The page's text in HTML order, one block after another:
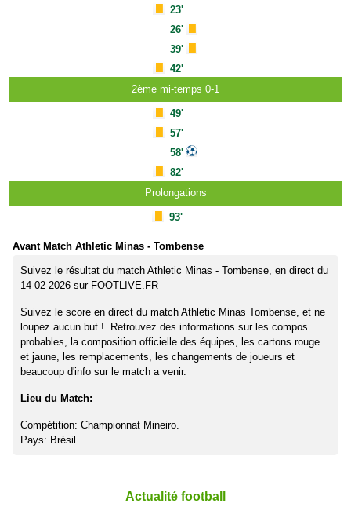
23'
26'
39'
42'
2ème mi-temps 0-1
49'
57'
58'
82'
Prolongations
93'
Avant Match Athletic Minas - Tombense
Suivez le résultat du match Athletic Minas - Tombense, en direct du
14-02-2026 sur FOOTLIVE.FR
Suivez le score en direct du match Athletic Minas Tombense, et ne
loupez aucun but !. Retrouvez des informations sur les compos
probables, la composition officielle des équipes, les cartons rouge
et jaune, les remplacements, les changements de joueurs et
beaucoup d'info sur le match a venir.
Lieu du Match:
Compétition: Championnat Mineiro.
Pays: Brésil.
Actualité football